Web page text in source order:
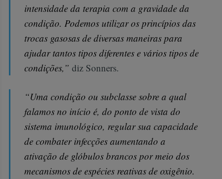
intensidade da terapia com a gravidade da
condição. Podemos utilizar os princípios das
trocas gasosas de diversas maneiras para
ajudar tantos tipos diferentes e vários tipos de
condições,”diz Sonners.
“Uma condição ou subclasse sobre a qual
falamos no início é, do ponto de vista do
sistema imunológico, regular sua capacidade
de combater infecções aumentando a
ativação de glóbulos brancos por meio dos
mecanismos de espécies reativas de oxigênio.